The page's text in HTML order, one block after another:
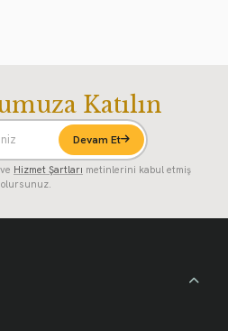
Katılın
Devam Et
ve Hizmet Şartları metinlerini kabul etmiş
olursunuz.